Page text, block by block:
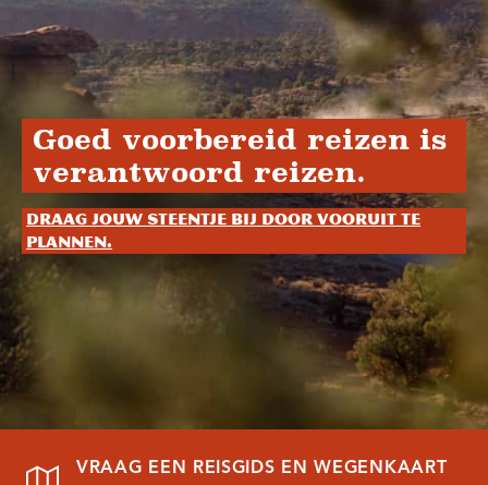
Goed voorbereid reizen is
verantwoord reizen.
Draag jouw steentje bij door vooruit te
plannen.
VRAAG EEN REISGIDS EN WEGENKAART